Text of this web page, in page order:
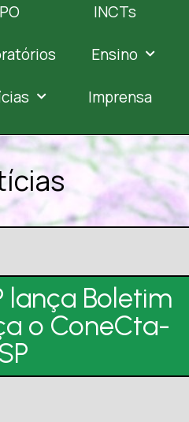
INCTs
Ensino
Imprensa
lança Boletim
o ConeCta-
SP